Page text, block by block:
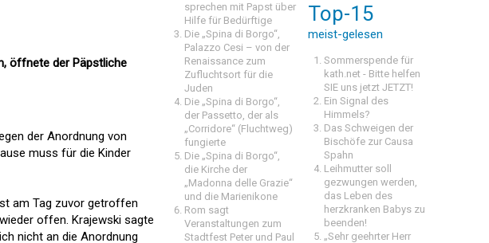
öffnete der Päpstliche
der Anordnung von
muss für die Kinder
am Tag zuvor getroffen
offen. Krajewski sagte
nicht an die Anordnung
sprechen mit Papst über
Hilfe für Bedürftige
Die „Spina di Borgo“,
Palazzo Cesi – von der
Renaissance zum
Zufluchtsort für die
Juden
Die „Spina di Borgo“,
der Passetto, der als
„Corridore“ (Fluchtweg)
fungierte
Die „Spina di Borgo“,
die Kirche der
„Madonna delle Grazie“
und die Marienikone
Rom sagt
Veranstaltungen zum
Stadtfest Peter und Paul
Top-15
meist-gelesen
Sommerspende für
kath.net - Bitte helfen
SIE uns jetzt JETZT!
Ein Signal des
Himmels?
Das Schweigen der
Bischöfe zur Causa
Spahn
Leihmutter soll
gezwungen werden,
das Leben des
herzkranken Babys zu
beenden!
„Sehr geehrter Herr